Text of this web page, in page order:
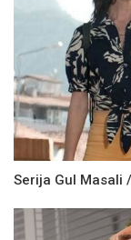
Serija Gul Masali